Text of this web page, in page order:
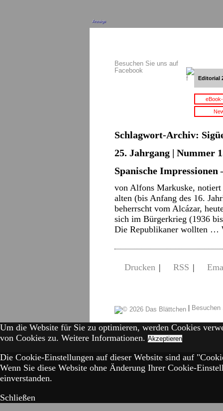
Anzeige
Besuchen Sie uns auf
Facebook
Editorial
Schlagwort-Archiv:
25. Jahrgang | Nummer
Spanische Impressionen
von Alfons Markuske,
alten (bis Anfang des 16.
beherrscht vom Alcázar,
sich im Bürgerkrieg (1936
Die Republikaner wollten …
Drucken | RSS |
|
Um die Website für Sie zu optimieren, werden Cookies
von Cookies zu. Weitere Informationen. Akzeptieren
Die Cookie-Einstellungen auf dieser Website sind auf
Wenn Sie diese Website ohne Änderung Ihrer Cookie-
einverstanden.
Schließen